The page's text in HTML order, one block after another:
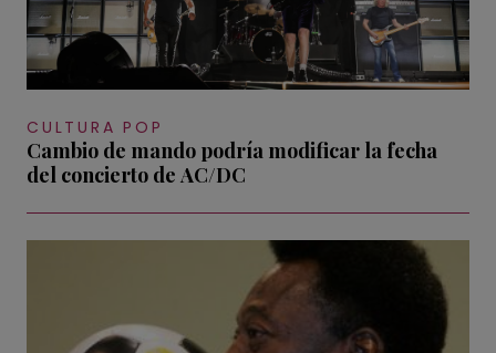
CULTURA POP
Cambio de mando podría modificar la fecha
del concierto de AC/DC